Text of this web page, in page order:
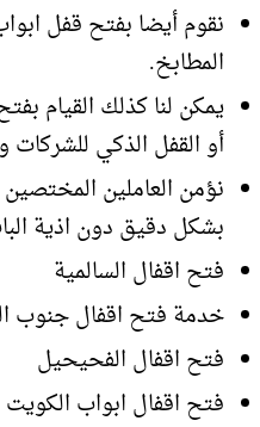
نقوم أيضا بفتح قفل
المطابخ.
يمكن لنا كذلك القيام
أو القفل الذكي
نؤمن العاملين
بشكل دقيق دون اذية
فتح اقفال السالمية
خدمة فتح اقفال جنوب
فتح اقفال الفحيحيل
فتح اقفال ابواب الكويت